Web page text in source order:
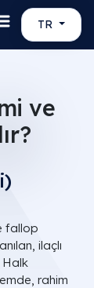
TR
ve
fallop
ilaçlı
Halk
rahim